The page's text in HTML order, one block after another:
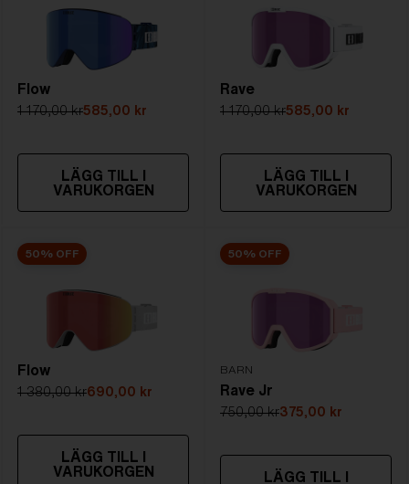
Flow
1 170,00 kr585,00 kr
LÄGG TILL I
VARUKORGEN
Rave
1 170,00 kr585,00 kr
LÄGG TILL I
VARUKORGEN
50% OFF
Flow
1 380,00 kr690,00 kr
LÄGG TILL I
VARUKORGEN
50% OFF
BARN
Rave Jr
750,00 kr375,00 kr
LÄGG TILL I